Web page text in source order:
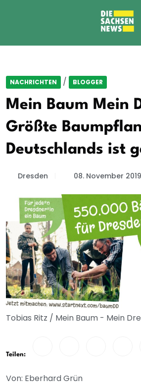
NACHRICHTEN / BLOGGER
Mein Baum Mein
Größte
Deutschlands ist
Dresden 08. November 2019
Tobias Ritz / Mein Baum - Mein
Teilen:
Von: Eberhard Grün